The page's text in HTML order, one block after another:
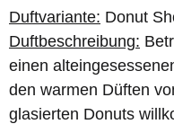
Duftvariante: Donut
Duftbeschreibung:
einen
den warmen Düften
glasierten Donuts